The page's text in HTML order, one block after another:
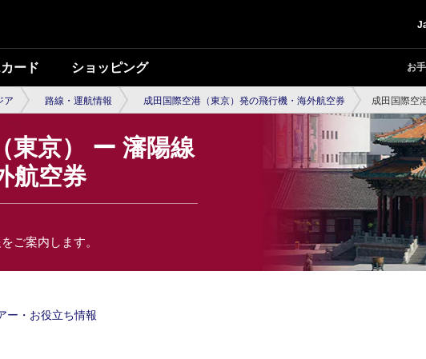
ード ショッピング お
ア 路線・運航情報 成田国際空港（東京）発の飛行機・海外航空券 成田国際空
東京） ー 瀋陽線
航空券
ご案内します。
ー・お役立ち情報